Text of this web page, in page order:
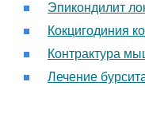
Эпикондилит
Кокцигодиния
Контрактура
Лечение